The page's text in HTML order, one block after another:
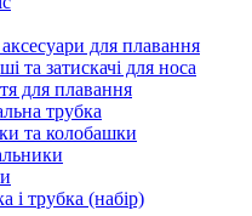
для плавання
та затискачі для носа
для плавання
трубка
та колобашки
і трубка (набір)